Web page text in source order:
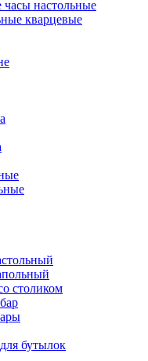
настольные
кварцевые
столиком
бутылок